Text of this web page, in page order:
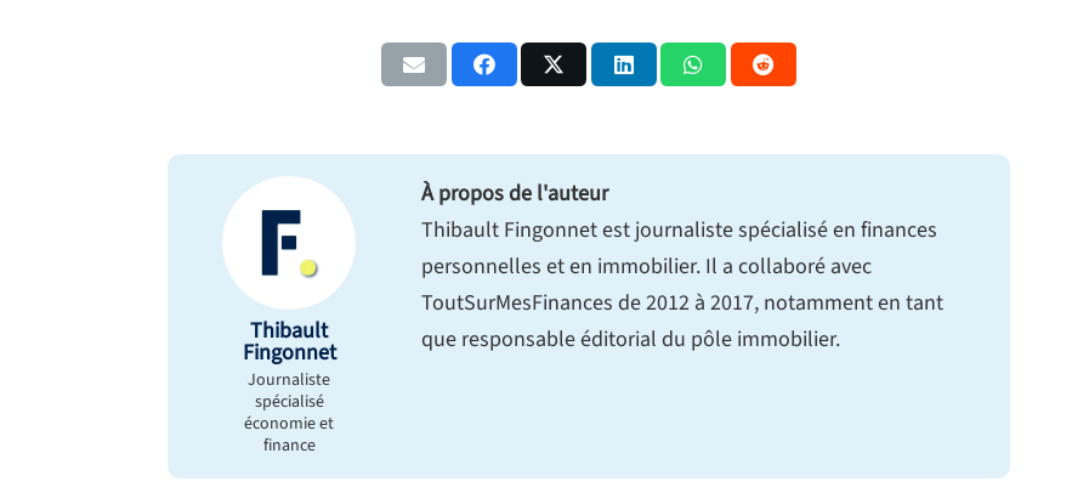
Thibault
Fingonnet
Journaliste
spécialisé
économie et
finance
À propos de l'auteur
Thibault Fingonnet est journaliste spécialisé en finances
personnelles et en immobilier. Il a collaboré avec
ToutSurMesFinances de 2012 à 2017, notamment en tant
que responsable éditorial du pôle immobilier.